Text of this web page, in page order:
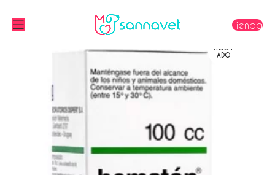
Tienda
AGOT
ADO